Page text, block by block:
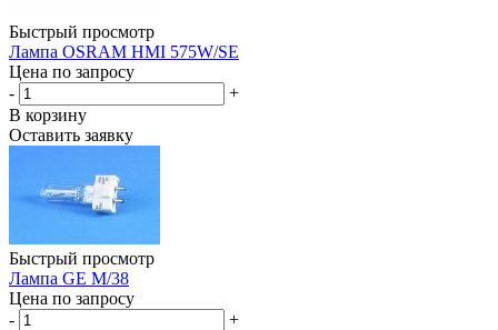
Быстрый просмотр
Лампа OSRAM HMI 575W/SE
Цена по запросу
-
+
В корзину
Оставить заявку
Быстрый просмотр
Лампа GE M/38
Цена по запросу
-
+